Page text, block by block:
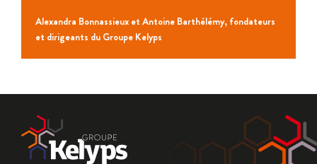
Alexandra Bonnassieux et Antoine Barthélémy, fondateurs
et dirigeants du Groupe Kelyps